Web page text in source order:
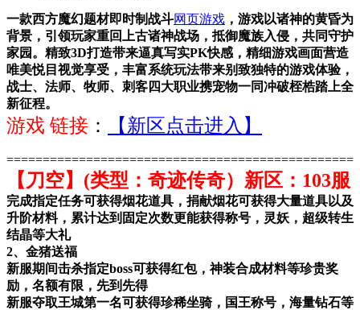
一款西方魔幻题材即时制战斗网页游戏 ，游戏以诸神的黄昏为
背景，引领玩家重回上古诸神战场，抵御魔族入侵，共同守护
家园。精致3D打造带来逼真写实PK快感，精细游戏画面营造
唯美悦目视觉享受，丰富系统玩法带来别致独特的游戏体验，
战士、法师、牧师、刺客四大职业携宠物一同冲破桎梏踏上全
新征程。
游戏 链接 ： 【新区点击进入】
================================================
【刀空】(类型：奇迹传奇）新区：103服
完成指定任务可获得烟花道具，捐献烟花可获得大量道具以及
升阶材料，累计达到固定次数更能获得称号，灵妖，超级转生
结晶等大礼
2、金猪送福
新服期间击杀指定boss可获得红包，神装合成材料等珍贵奖
励，名额有限，先到先得
新服夺取王城第一名可获得珍稀坐骑，国王称号，海量钻石等